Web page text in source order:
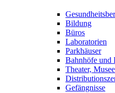
Bildung
Büros
Laboratorien
Parkhäuser
Bahnhöfe und
Theater,
Gefängnisse